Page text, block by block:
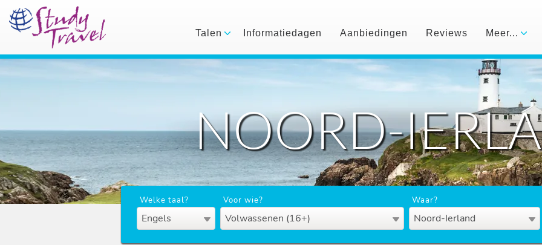
Talen Informatiedagen Aanbiedingen Reviews Meer...
NOORD-
Welke taal?
Engels
Voor wie?
Volwassenen (16+)
Waar?
Noord-Ierland